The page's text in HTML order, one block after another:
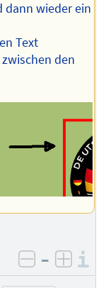
dann wieder ein
Text
den
negativ
–